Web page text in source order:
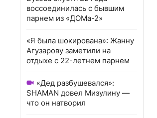
воссоединилась с бывшим
парнем из «ДОМа-2»
«Я была шокирована»: Жанну
Агузарову заметили на
отдыхе с 22-летнем парнем
«Дед разбушевался»:
SHAMAN довел Мизулину —
что он натворил